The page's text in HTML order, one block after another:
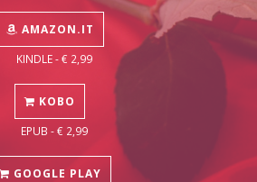
AMAZON.IT
KINDLE - € 2,99
KOBO
EPUB - € 2,99
GOOGLE PLAY